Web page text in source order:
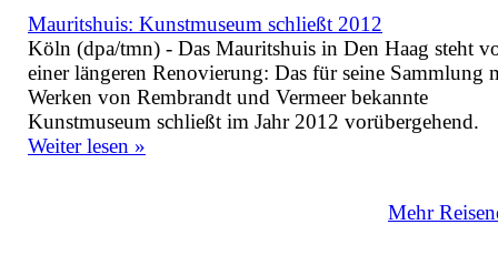
Mauritshuis: Kunstmuseum schließt 2012
Köln (dpa/tmn) - Das Mauritshuis in Den Haag steht
einer längeren Renovierung: Das für seine Sammlung
Werken von Rembrandt und Vermeer bekannte
Kunstmuseum schließt im Jahr 2012 vorübergehend.
Weiter lesen »
Mehr